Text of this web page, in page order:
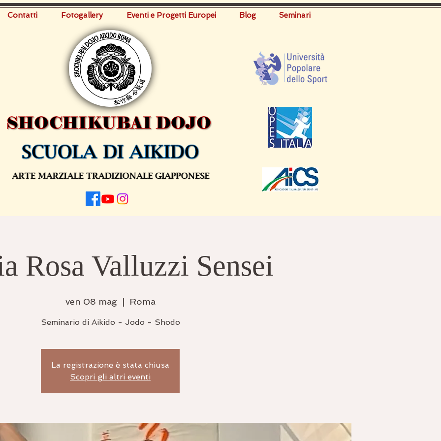
Contatti Fotogallery Eventi e Progetti Europei Blog Seminari
Rosa Valluzzi Sensei
ven 08 mag Roma
Seminario di Aikido - Jodo - Shodo
La registrazione è stata chiusa
Scopri gli altri eventi